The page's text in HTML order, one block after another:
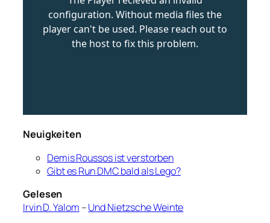
Neuigkeiten
Demis Roussos ist verstorben
Gibt es Run DMC bald als Lego?
Gelesen
Irvin D. Yalom –Und Nietzsche Weinte